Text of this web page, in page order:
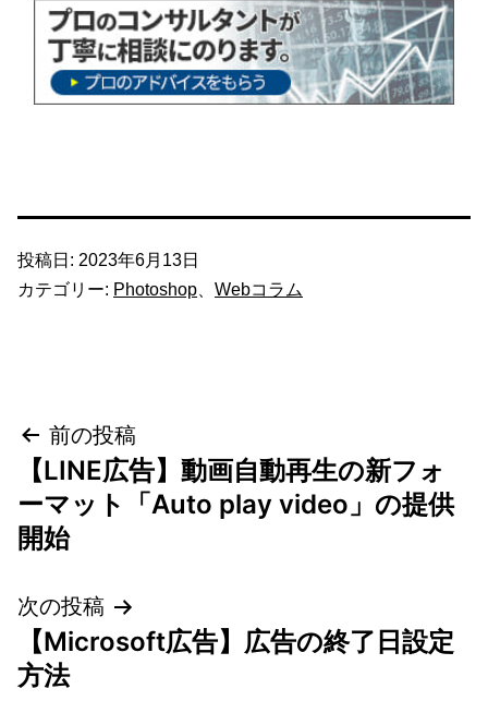
投稿日: 2023年6月13日
カテゴリー: Photoshop Webコラム
投
稿
ナ
ビ
ゲ
ー
前の投稿
【LINE広告】動画自動再生の新フォ
ーマット「Auto play video」の提供
開始
次の投稿
【Microsoft広告】広告の終了日設定
方法